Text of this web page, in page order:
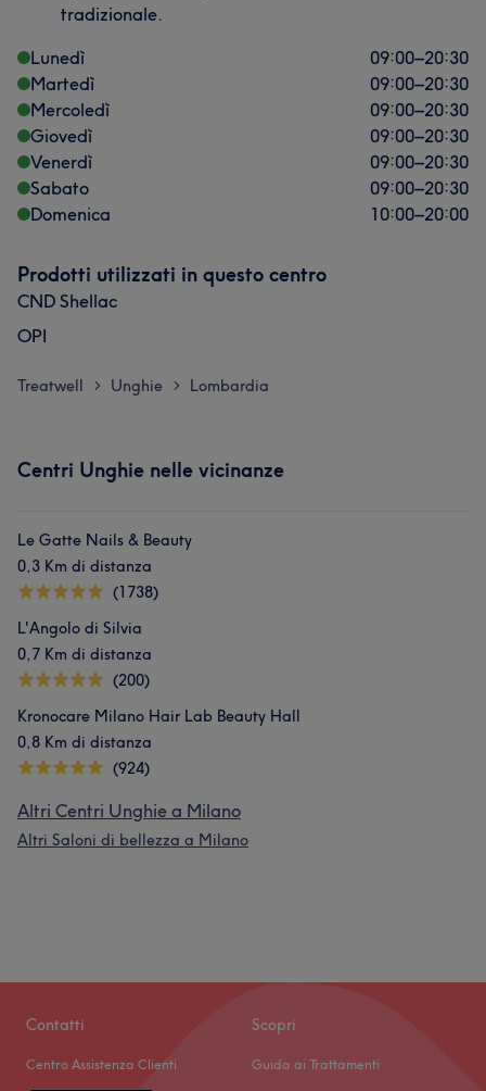
tradizionale.
Lunedì
09:00–20:30
Martedì
09:00–20:30
Mercoledì
09:00–20:30
Giovedì
09:00–20:30
Venerdì
09:00–20:30
Sabato
09:00–20:30
Domenica
10:00–20:00
Prodotti utilizzati in questo centro
CND Shellac
OPI
Treatwell > Unghie > Lombardia
Centri Unghie nelle vicinanze
Le Gatte Nails & Beauty
0,3 Km di distanza
(1738)
L'Angolo di Silvia
0,7 Km di distanza
(200)
Kronocare Milano Hair Lab Beauty Hall
0,8 Km di distanza
(924)
Altri Centri Unghie a Milano
Altri Saloni di bellezza a Milano
Contatti
Centro Assistenza Clienti
Scopri
Guida ai Trattamenti